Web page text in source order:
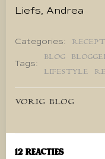
Liefs, Andrea
Categories:
Tags:
BLOG
LIFESTYLE
Bericht
navigatie
VORIG BLOG
12 Reacties